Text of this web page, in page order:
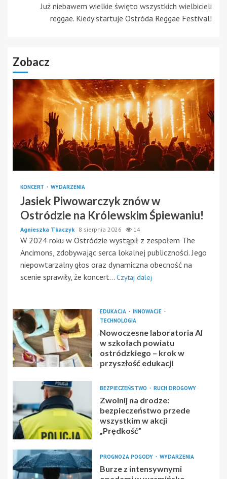
Już niebawem wielkie święto wszystkich wielbicieli
reggae. Kiedy startuje Ostróda Reggae Festival!
Zobacz
KONCERT WYDARZENIA
Jasiek Piwowarczyk znów w
Ostródzie na Królewskim Śpiewaniu!
Agnieszka Tkaczyk 8 sierpnia 2026 14
W 2024 roku w Ostródzie wystąpił z zespołem The
Ancimons, zdobywając serca lokalnej publiczności. Jego
niepowtarzalny głos oraz dynamiczna obecność na
scenie sprawiły, że koncert... Czytaj dalej
EDUKACJA
INNOWACJE
TECHNOLOGIA
Nowoczesne laboratoria AI
w szkołach powiatu
ostródzkiego – krok w
przyszłość edukacji
BEZPIECZEŃSTWO RUCH DROGOWY
Zwolnij na drodze:
bezpieczeństwo przede
wszystkim w akcji
„Prędkość”
PROGNOZA POGODY WYDARZENIA
Burze z intensywnymi